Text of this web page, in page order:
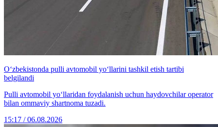
O‘zbekistonda pulli avtomobil yo‘llarini tashkil etish tartibi
belgilandi
Pulli avtomobil yo‘llaridan foydalanish uchun haydovchilar operator
bilan ommaviy shartnoma tuzadi.
15:17 / 06.08.2026